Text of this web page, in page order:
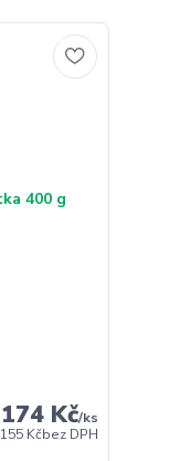
174 Kč/ks
155 Kčbez DPH